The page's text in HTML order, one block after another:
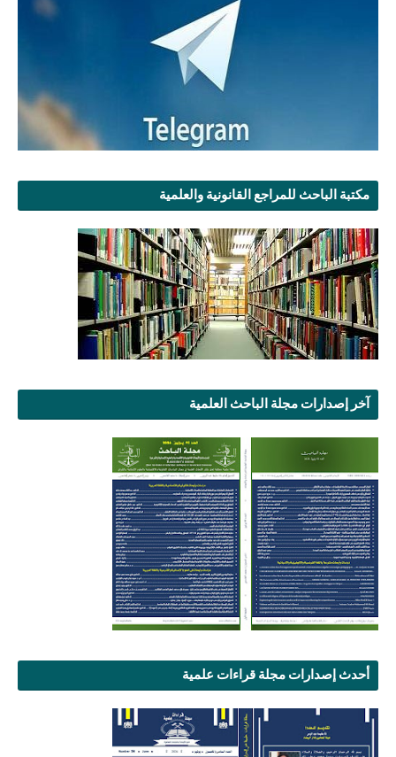
مكتبة الباحث للمراجع القانونية والعلمية
آخر إصدارات مجلة الباحث العلمية
أحدث إصدارات مجلة قراءات علمية